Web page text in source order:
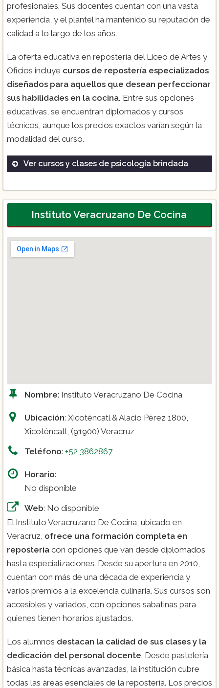
profesionales. Sus docentes cuentan con una vasta
experiencia, y el plantel ha mantenido su reputación de
calidad a lo largo de los años.
La oferta educativa en repostería del Liceo de Artes y
Oficios incluye cursos de repostería especializados
diseñados para aquellos que desean perfeccionar
sus habilidades en la cocina. Entre sus opciones
educativas, se encuentran diplomados y cursos
técnicos, aunque los precios exactos varían según la
modalidad del curso.
Ver cursos y clases de psicología brindada
Carreras Cortas
Especialidades
Instituto Veracruzano De Cocina
Nombre: Instituto Veracruzano De Cocina
Ubicación: Xicoténcatl & Alacio Pérez 1800,
Xicoténcatl, (91900) Veracruz
Teléfono: +52 3862867
Horario:
No disponible
Web: No disponible
El Instituto Veracruzano De Cocina, ubicado en
Veracruz, ofrece una formación completa en
repostería con opciones que van desde diplomados
hasta especializaciones. Desde su apertura en 2010,
cuentan con más de una década de experiencia y
varios premios a la excelencia culinaria. Sus cursos son
accesibles y variados, con opciones sabatinas para
quienes tienen horarios ajustados.
Los alumnos destacan la calidad de sus clases y la
dedicación del personal docente. Desde pastelería
básica hasta técnicas avanzadas, la institución cubre
todas las áreas esenciales de la repostería. Los precios